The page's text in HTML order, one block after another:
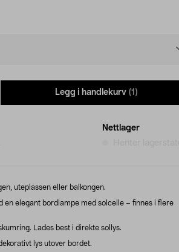
Legg i handlekurv (1)
Nettlager
uteplassen eller balkongen.
en elegant bordlampe med solcelle – finnes i flere
Lades best i direkte sollys.
lys utover bordet.